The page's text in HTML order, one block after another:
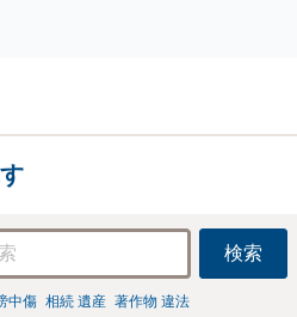
検索
中傷 相続 遺産 著作物 違法